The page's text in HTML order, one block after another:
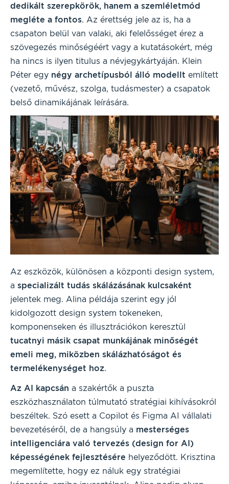
dedikált szerepkörök, hanem a szemléletmód
megléte a fontos. Az érettség jele az is, ha a
csapaton belül van valaki, aki felelősséget érez a
szövegezés minőségéért vagy a kutatásokért, még
ha nincs is ilyen titulus a névjegykártyáján. Klein
Péter egy négy archetípusból álló modellt említett
(vezető, művész, szolga, tudásmester) a csapatok
belső dinamikájának leírására.
Az eszközök, különösen a központi design system,
a specializált tudás skálázásának kulcsaként
jelentek meg. Alina példája szerint egy jól
kidolgozott design system tokeneken,
komponenseken és illusztrációkon keresztül
tucatnyi másik csapat munkájának minőségét
emeli meg, miközben skálázhatóságot és
termelékenységet hoz.
Az AI kapcsán a szakértők a puszta
eszközhasználaton túlmutató stratégiai kihívásokról
beszéltek. Szó esett a Copilot és Figma AI vállalati
bevezetéséről, de a hangsúly a mesterséges
intelligenciára való tervezés (design for AI)
képességének fejlesztésére helyeződött. Krisztina
megemlítette, hogy ez náluk egy stratégiai